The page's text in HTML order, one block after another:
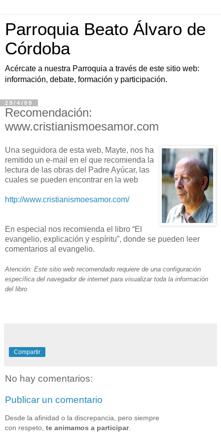
Parroquia Beato Álvaro de
Córdoba
Acércate a nuestra Parroquia a través de este sitio web:
información, debate, formación y participación.
29/4/09
Recomendación:
www.cristianismoesamor.com
Una seguidora de esta web, Mayte, nos ha
remitido un e-mail en el que recomienda la
lectura de las obras del Padre Ayúcar, las
cuales se pueden encontrar en la web
http://www.cristianismoesamor.com/
En especial nos recomienda el libro “El
evangelio, explicación y espíritu”, donde se pueden leer
comentarios al evangelio.
Atención: Este sitio web recomendado requiere de una configuración
específica del navegador de internet para visualizar toda la información
del libro
Compartir
No hay comentarios:
Publicar un comentario
Desde la afinidad o la discrepancia, pero siempre
con respeto, te animamos a participar.